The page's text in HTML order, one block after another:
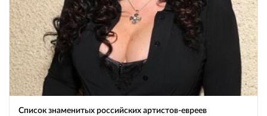
Список знаменитых российских артистов-евреев